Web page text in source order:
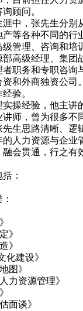
顾问。
中，张先生分别
等各种不同的行
管理、咨询和培
高级经理、集团
职务和专职咨询
和外商独资公司
验。
操经验，他主讲
师，曾为很多不
生思路清晰、逻
人力资源与企业
会贯通，行之有
：
》
》
化建设》
图》
力资源管理》
面谈》